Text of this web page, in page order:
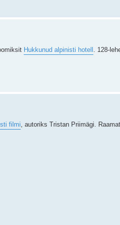
Hukkunud alpinisti hotell
. 128-
filmi , autoriks Tristan Priimägi.